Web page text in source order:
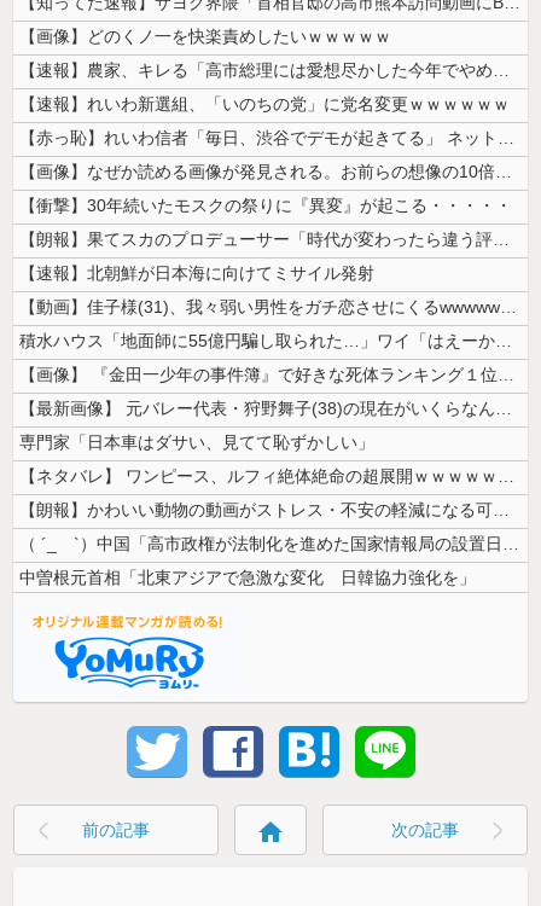
【画像】どのくノ一を快楽責めしたいｗｗｗｗｗ
【速報】農家、キレる「高市総理には愛想尽かした今年でやめるぞ」コメ売値...
【速報】れいわ新選組、「いのちの党」に党名変更ｗｗｗｗｗｗ
【赤っ恥】れいわ信者「毎日、渋谷でデモが起きてる」 ネット「参加者の少...
【画像】なぜか読める画像が発見される。お前らの想像の10倍読めるｗｗｗ...
【衝撃】30年続いたモスクの祭りに『異変』が起こる・・・・・
【朗報】果てスカのプロデューサー「時代が変わったら違う評価もされるんじ...
【速報】北朝鮮が日本海に向けてミサイル発射
【動画】佳子様(31)、我々弱い男性をガチ恋させにくるwwwwwww ...
積水ハウス「地面師に55億円騙し取られた…」ワイ「はえーかわいそう…会...
【画像】 『金田一少年の事件簿』で好きな死体ランキング１位がこちら！
【最新画像】 元バレー代表・狩野舞子(38)の現在がいくらなんでも即ハ...
専門家「日本車はダサい、見てて恥ずかしい」
【ネタバレ】 ワンピース、ルフィ絶体絶命の超展開ｗｗｗｗｗｗｗｗｗｗｗ...
【朗報】かわいい動物の動画がストレス・不安の軽減になる可能性。英大学の...
（ ´_ゝ`）中国「高市政権が法制化を進めた国家情報局の設置日が7月3...
中曽根元首相「北東アジアで急激な変化 日韓協力強化を」
前の記事 home 次の記事